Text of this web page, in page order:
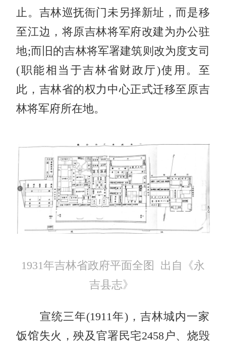
止。吉林巡抚衙门未另择新址，而是移
至江边，将原吉林将军府改建为办公驻
地;而旧的吉林将军署建筑则改为度支司
(职能相当于吉林省财政厅)使用。至
此，吉林省的权力中心正式迁移至原吉
林将军府所在地。
1931年吉林省政府平面全图 出自《永
吉县志》
宣统三年(1911年)，吉林城内一家
饭馆失火，殃及官署民宅2458户、烧毁